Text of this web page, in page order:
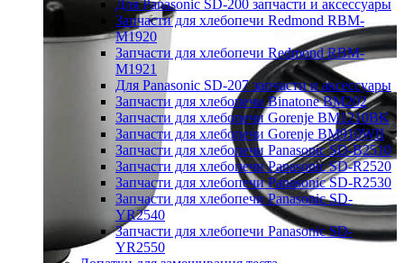
Для Panasonic SD-200 запчасти и аксессуары
Запчасти для хлебопечи Redmond RBM-
M1920
Запчасти для хлебопечи Redmond RBM-
M1921
Для Panasonic SD-207 запчасти и аксессуары
Запчасти для хлебопечи Binatone BM202
Запчасти для хлебопечи Gorenje BM1210BK
Запчасти для хлебопечи Gorenje BM910WII
Запчасти для хлебопечи Panasonic SD-B2510
Запчасти для хлебопечи Panasonic SD-R2520
Запчасти для хлебопечи Panasonic SD-R2530
Запчасти для хлебопечи Panasonic SD-
YR2540
Запчасти для хлебопечи Panasonic SD-
YR2550